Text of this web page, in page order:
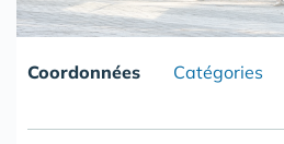
Coordonnées Catégories